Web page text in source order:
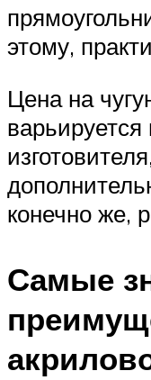
этому,
Цена на
конечно же,
Самые